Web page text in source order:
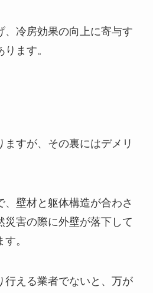
、冷房効果の向上に寄与す
ます。
ますが、その裏にはデメリ
壁材と躯体構造が合わさ
災害の際に外壁が落下して
。
行える業者でないと、万が